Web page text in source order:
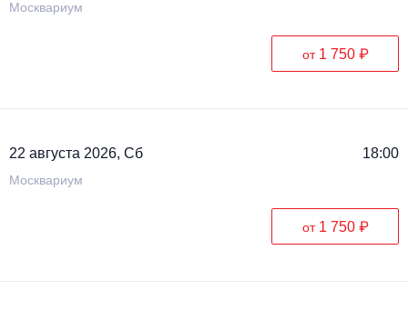
Москвариум
от 1 750 ₽
22 августа 2026, Сб 18:00
Москвариум
от 1 750 ₽